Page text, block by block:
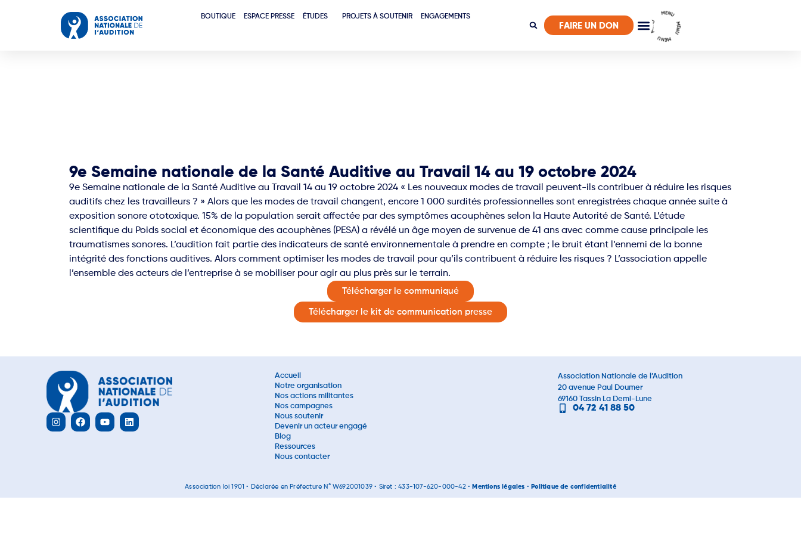
BOUTIQUE ESPACE PRESSE ÉTUDES PROJETS À SOUTENIR ENGAGEMENTS
FAIRE UN DON MENU MENU MENU MENU
9e Semaine nationale de la Santé Auditive au Travail 14 au 19 octobre 2024
9e Semaine nationale de la Santé Auditive au Travail 14 au 19 octobre 2024 « Les nouveaux modes de travail peuvent-ils contribuer à réduire les risques
auditifs chez les travailleurs ? » Alors que les modes de travail changent, encore 1 000 surdités professionnelles sont enregistrées chaque année suite à
exposition sonore ototoxique. 15% de la population serait affectée par des symptômes acouphènes selon la Haute Autorité de Santé. L’étude
scientifique du Poids social et économique des acouphènes (PESA) a révélé un âge moyen de survenue de 41 ans avec comme cause principale les
traumatismes sonores. L’audition fait partie des indicateurs de santé environnementale à prendre en compte ; le bruit étant l’ennemi de la bonne
intégrité des fonctions auditives. Alors comment optimiser les modes de travail pour qu’ils contribuent à réduire les risques ? L’association appelle
l’ensemble des acteurs de l’entreprise à se mobiliser pour agir au plus près sur le terrain.
Télécharger le communiqué
Télécharger le kit de communication presse
Accueil
Notre organisation
Nos actions militantes
Nos campagnes
Nous soutenir
Devenir un acteur engagé
Blog
Ressources
Nous contacter
Association Nationale de l’Audition
20 avenue Paul Doumer
69160 Tassin La Demi-Lune
04 72 41 88 50
Association loi 1901 • Déclarée en Préfecture N° W692001039 • Siret : 433-107-620-000-42 • Mentions légales • Politique de confidentialité